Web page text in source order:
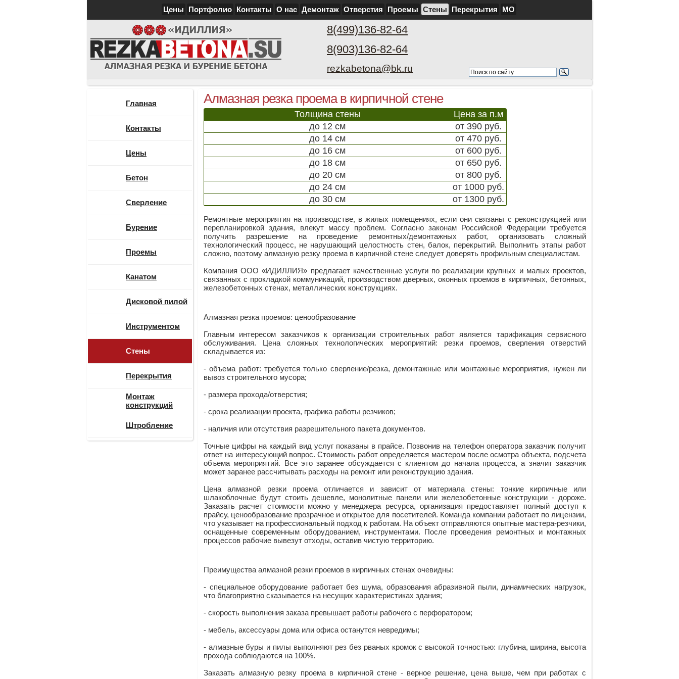
Цены Портфолио Контакты О нас Демонтаж Отверстия Проемы Стены Перекрытия МО
8(499)136-82-64
8(903)136-82-64
rezkabetona@bk.ru
Главная
Контакты
Цены
Бетон
Сверление
Бурение
Проемы
Канатом
Дисковой пилой
Инструментом
Стены
Перекрытия
Монтаж
конструкций
Штробление
Алмазная резка проема в кирпичной стене
Толщина стены
Цена за п.м
до 12 см
от 390 руб.
до 14 см
от 470 руб.
до 16 см
от 600 руб.
до 18 см
от 650 руб.
до 20 см
от 800 руб.
до 24 см
от 1000 руб.
до 30 см
от 1300 руб.
Ремонтные мероприятия на производстве, в жилых помещениях, если они связаны с реконструкцией или
перепланировкой здания, влекут массу проблем. Согласно законам Российской Федерации требуется
получить разрешение на проведение ремонтных/демонтажных работ, организовать сложный
технологический процесс, не нарушающий целостность стен, балок, перекрытий. Выполнить этапы работ
сложно, поэтому алмазную резку проема в кирпичной стене следует доверять профильным специалистам.
Компания ООО «ИДИЛЛИЯ» предлагает качественные услуги по реализации крупных и малых проектов,
связанных с прокладкой коммуникаций, производством дверных, оконных проемов в кирпичных, бетонных,
железобетонных стенах, металлических конструкциях.
Алмазная резка проемов: ценообразование
Главным интересом заказчиков к организации строительных работ является тарификация сервисного
обслуживания. Цена сложных технологических мероприятий: резки проемов, сверления отверстий
складывается из:
- объема работ: требуется только сверление/резка, демонтажные или монтажные мероприятия, нужен ли
вывоз строительного мусора;
- размера прохода/отверстия;
- срока реализации проекта, графика работы резчиков;
- наличия или отсутствия разрешительного пакета документов.
Точные цифры на каждый вид услуг показаны в прайсе. Позвонив на телефон оператора заказчик получит
ответ на интересующий вопрос. Стоимость работ определяется мастером после осмотра объекта, подсчета
объема мероприятий. Все это заранее обсуждается с клиентом до начала процесса, а значит заказчик
может заранее рассчитывать расходы на ремонт или реконструкцию здания.
Цена алмазной резки проема отличается и зависит от материала стены: тонкие кирпичные или
шлакоблочные будут стоить дешевле, монолитные панели или железобетонные конструкции - дороже.
Заказать расчет стоимости можно у менеджера ресурса, организация предоставляет полный доступ к
прайсу, ценообразование прозрачное и открытое для посетителей. Команда компании работает по лицензии,
что указывает на профессиональный подход к работам. На объект отправляются опытные мастера-резчики,
оснащенные современным оборудованием, инструментами. После проведения ремонтных и монтажных
процессов рабочие вывезут отходы, оставив чистую территорию.
Преимущества алмазной резки проемов в кирпичных стенах очевидны:
- специальное оборудование работает без шума, образования абразивной пыли, динамических нагрузок,
что благоприятно сказывается на несущих характеристиках здания;
- скорость выполнения заказа превышает работы рабочего с перфоратором;
- мебель, аксессуары дома или офиса останутся невредимы;
- алмазные буры и пилы выполняют рез без рваных кромок с высокой точностью: глубина, ширина, высота
прохода соблюдаются на 100%.
Заказать алмазную резку проема в кирпичной стене - верное решение, цена выше, чем при работах с